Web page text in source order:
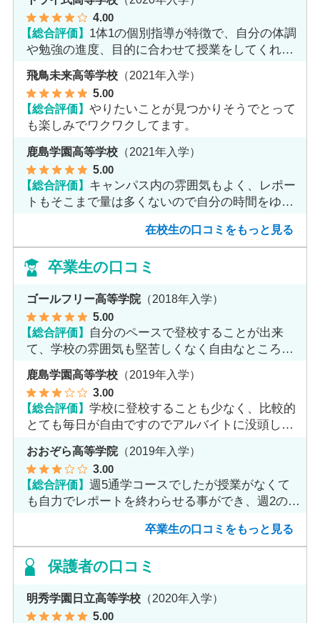
4.00
【総合評価】 1体1の個別指導が特徴で、自分の体調
や勉強の進度、目的に合わせて授業をしてくれま
飛鳥未来高等学校 （2021年入学）
5.00
【総合評価】やりたいことが見つかりそうでとって
も楽しみでワクワクしてます。
鹿島学園高等学校 （2021年入学）
5.00
【総合評価】 キャンパス内の雰囲気もよく、レポー
トもそこまで量は多くないので自分の時間をゆっ
在校生の口コミをもっと見る
卒業生の口コミ
ゴールフリー高等学院（2018年入学）
5.00
【総合評価】 自分のペースで登校することが出来
て、学校の雰囲気も堅苦しくなく自由なところが
鹿島学園高等学校 （2019年入学）
3.00
【総合評価】学校に登校することも少なく、比較的
とても毎日が自由ですのでアルバイトに没頭して
おおぞら高等学院（2019年入学）
3.00
【総合評価】週5通学コースでしたが授業がなくて
も自力でレポートを終わらせる事ができ、週2のコ
卒業生の口コミをもっと見る
保護者の口コミ
明秀学園日立高等学校 （2020年入学）
5.00